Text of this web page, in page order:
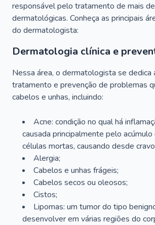
responsável pelo tratamento de mais
dermatológicas. Conheça as principais
do dermatologista:
Dermatologia clínica e
Nessa área, o dermatologista se dedica
tratamento e prevenção de problemas
cabelos e unhas, incluindo:
Acne: condição no qual há
causada principalmente pelo
células mortas, causando desde
Alergia;
Cabelos e unhas frágeis;
Cabelos secos ou oleosos;
Cistos;
Lipomas: um tumor do tipo
desenvolver em várias regiões do